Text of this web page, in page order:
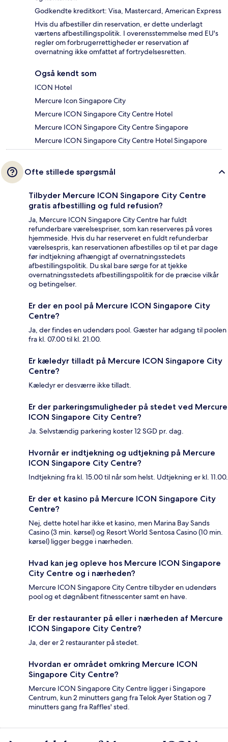
Godkendte kreditkort: Visa, Mastercard, American Express
Hvis du afbestiller din reservation, er dette underlagt
værtens afbestillingspolitik. I overensstemmelse med EU's
regler om forbrugerrettigheder er reservation af
overnatning ikke omfattet af fortrydelsesretten.
Også kendt som
ICON Hotel
Mercure Icon Singapore City
Mercure ICON Singapore City Centre Hotel
Mercure ICON Singapore City Centre Singapore
Mercure ICON Singapore City Centre Hotel Singapore
Ofte stillede spørgsmål
Tilbyder Mercure ICON Singapore City Centre
gratis afbestilling og fuld refusion?
Ja, Mercure ICON Singapore City Centre har fuldt
refunderbare værelsespriser, som kan reserveres på vores
hjemmeside. Hvis du har reserveret en fuldt refunderbar
værelsespris, kan reservationen afbestilles op til et par dage
før indtjekning afhængigt af overnatningsstedets
afbestillingspolitik. Du skal bare sørge for at tjekke
overnatningsstedets afbestillingspolitik for de præcise vilkår
og betingelser.
Er der en pool på Mercure ICON Singapore City
Centre?
Ja, der findes en udendørs pool. Gæster har adgang til poolen
fra kl. 07.00 til kl. 21.00.
Er kæledyr tilladt på Mercure ICON Singapore City
Centre?
Kæledyr er desværre ikke tilladt.
Er der parkeringsmuligheder på stedet ved Mercure
ICON Singapore City Centre?
Ja. Selvstændig parkering koster 12 SGD pr. dag.
Hvornår er indtjekning og udtjekning på Mercure
ICON Singapore City Centre?
Indtjekning fra kl. 15.00 til når som helst. Udtjekning er kl. 11.00.
Er der et kasino på Mercure ICON Singapore City
Centre?
Nej, dette hotel har ikke et kasino, men Marina Bay Sands
Casino (3 min. kørsel) og Resort World Sentosa Casino (10 min.
kørsel) ligger begge i nærheden.
Hvad kan jeg opleve hos Mercure ICON Singapore
City Centre og i nærheden?
Mercure ICON Singapore City Centre tilbyder en udendørs
pool og et døgnåbent fitnesscenter samt en have.
Er der restauranter på eller i nærheden af Mercure
ICON Singapore City Centre?
Ja, der er 2 restauranter på stedet.
Hvordan er området omkring Mercure ICON
Singapore City Centre?
Mercure ICON Singapore City Centre ligger i Singapore
Centrum, kun 2 minutters gang fra Telok Ayer Station og 7
minutters gang fra Raffles' sted.